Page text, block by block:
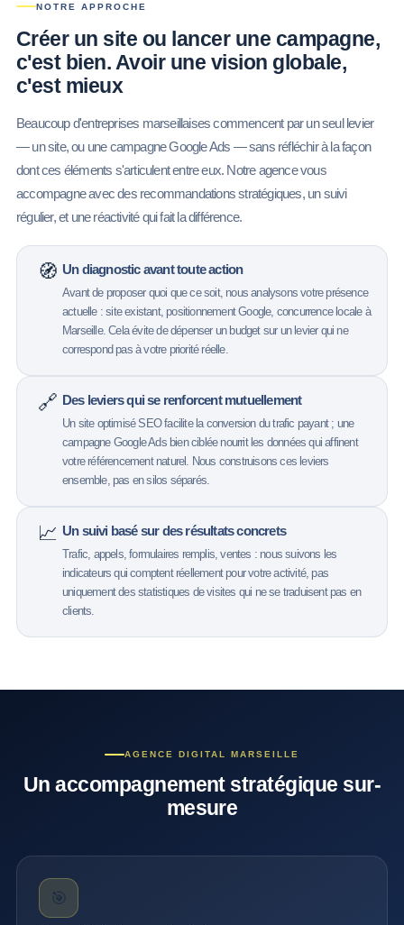
NOTRE APPROCHE
Créer un site ou lancer une campagne,
c'est bien. Avoir une vision globale,
c'est mieux
Beaucoup d'entreprises marseillaises commencent par un seul levier
— un site, ou une campagne Google Ads — sans réfléchir à la façon
dont ces éléments s'articulent entre eux. Notre agence vous
accompagne avec des recommandations stratégiques, un suivi
régulier, et une réactivité qui fait la différence.
🧭 Un diagnostic avant toute action
Avant de proposer quoi que ce soit, nous analysons votre présence
actuelle : site existant, positionnement Google, concurrence locale à
Marseille. Cela évite de dépenser un budget sur un levier qui ne
correspond pas à votre priorité réelle.
🔗 Des leviers qui se renforcent mutuellement
Un site optimisé SEO facilite la conversion du trafic payant ; une
campagne Google Ads bien ciblée nourrit les données qui affinent
votre référencement naturel. Nous construisons ces leviers
ensemble, pas en silos séparés.
📈 Un suivi basé sur des résultats concrets
Trafic, appels, formulaires remplis, ventes : nous suivons les
indicateurs qui comptent réellement pour votre activité, pas
uniquement des statistiques de visites qui ne se traduisent pas en
clients.
AGENCE DIGITAL MARSEILLE
Un accompagnement stratégique sur-
mesure
🎯